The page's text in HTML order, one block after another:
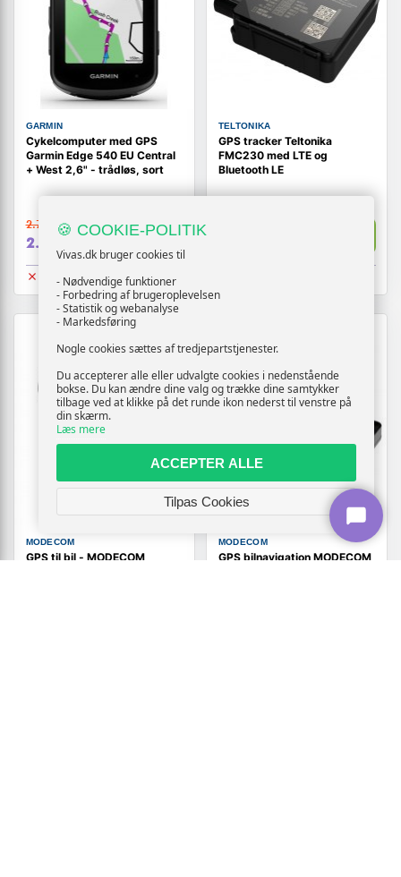
GARMIN
Cykelcomputer med GPS
Garmin Edge 540 EU Central
+ West 2,6" - trådløs, sort
2.719,-
2.619,- Vis
Udsolgt
TELTONIKA
GPS tracker Teltonika
FMC230 med LTE og
Bluetooth LE
MODECOM
GPS til bil - MODECOM
MODECOM
GPS bilnavigation MODECOM
🍪 COOKIE-POLITIK
Vivas.dk bruger cookies til
- Nødvendige funktioner
- Forbedring af brugeroplevelsen
- Statistik og webanalyse
- Markedsføring
Nogle cookies sættes af tredjepartstjenester.
Du accepterer alle eller udvalgte cookies i nedenstående
bokse. Du kan ændre dine valg og trække dine samtykker
tilbage ved at klikke på det runde ikon nederst til venstre på
din skærm.
Læs mere
ACCEPTER ALLE
Tilpas Cookies